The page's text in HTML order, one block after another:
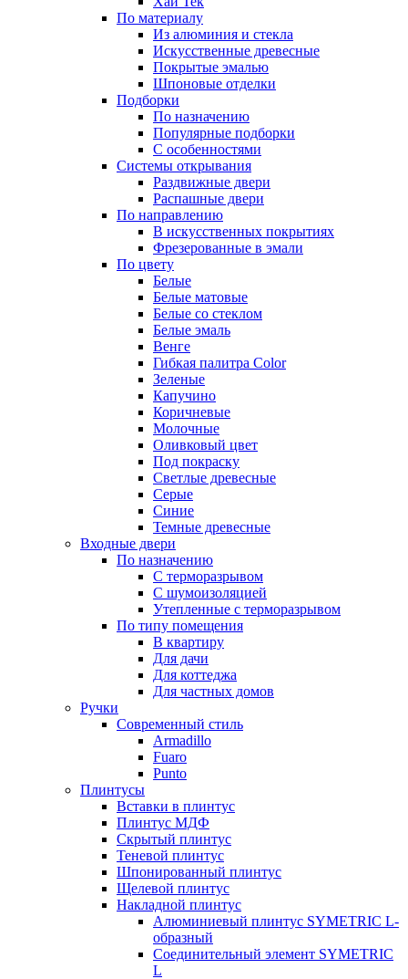
По материалу
Из алюминия и стекла
Искусственные древесные
Покрытые эмалью
Шпоновые отделки
Подборки
По назначению
Популярные подборки
С особенностями
Системы открывания
Раздвижные двери
Распашные двери
По направлению
В искусственных покрытиях
Фрезерованные в эмали
По цвету
Белые
Белые матовые
Белые со стеклом
Белые эмаль
Венге
Гибкая палитра Color
Зеленые
Капучино
Коричневые
Молочные
Оливковый цвет
Под покраску
Светлые древесные
Серые
Синие
Темные древесные
Входные двери
По назначению
С терморазрывом
С шумоизоляцией
Утепленные с терморазрывом
По типу помещения
В квартиру
Для дачи
Для коттеджа
Для частных домов
Ручки
Современный стиль
Armadillo
Fuaro
Punto
Плинтусы
Вставки в плинтус
Плинтус МДФ
Скрытый плинтус
Теневой плинтус
Шпонированный плинтус
Щелевой плинтус
Накладной плинтус
Алюминиевый плинтус SYMETRIC L-
образный
Соединительный элемент SYMETRIC
L